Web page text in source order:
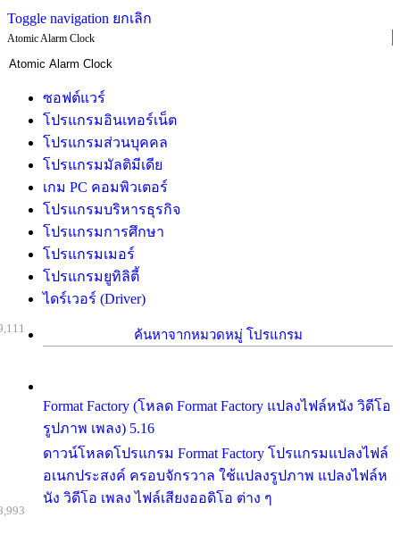
Toggle navigation ยกเลิก
Atomic Alarm Clock
ซอฟต์แวร์
โปรแกรมอินเทอร์เน็ต
โปรแกรมส่วนบุคคล
โปรแกรมมัลติมีเดีย
เกม PC คอมพิวเตอร์
โปรแกรมบริหารธุรกิจ
โปรแกรมการศึกษา
โปรแกรมเมอร์
โปรแกรมยูทิลิตี้
ไดร์เวอร์ (Driver)
ค้นหาจากหมวดหมู่ โปรแกรม
Format Factory (โหลด Format Factory แปลงไฟล์หนัง วิดีโอ
รูปภาพ เพลง) 5.16
ดาวน์โหลดโปรแกรม Format Factory โปรแกรมแปลงไฟล์
อเนกประสงค์ ครอบจักรวาล ใช้แปลงรูปภาพ แปลงไฟล์ห
นัง วิดีโอ เพลง ไฟล์เสียงออดิโอ ต่าง ๆ